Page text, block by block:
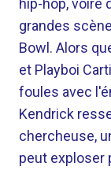
grandes
Bowl. Alors
et Playboi
foules avec
Kendrick
chercheuse,
peut exploser